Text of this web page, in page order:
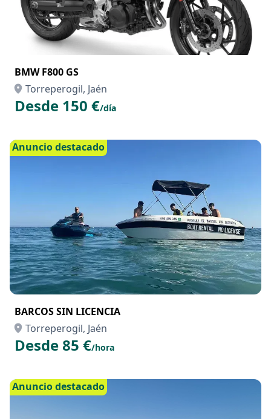
BMW F800 GS
Torreperogil, Jaén
Desde 150 €/día
Anuncio destacado
BARCOS SIN LICENCIA
Torreperogil, Jaén
Desde 85 €/hora
Anuncio destacado